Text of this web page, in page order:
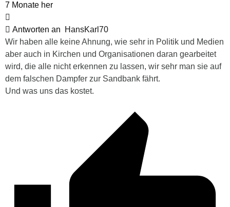
7 Monate her
Antworten an
HansKarl70
Wir haben alle keine Ahnung, wie sehr in Politik und Medien
aber auch in Kirchen und Organisationen daran gearbeitet
wird, die alle nicht erkennen zu lassen, wir sehr man sie auf
dem falschen Dampfer zur Sandbank fährt.
Und was uns das kostet.